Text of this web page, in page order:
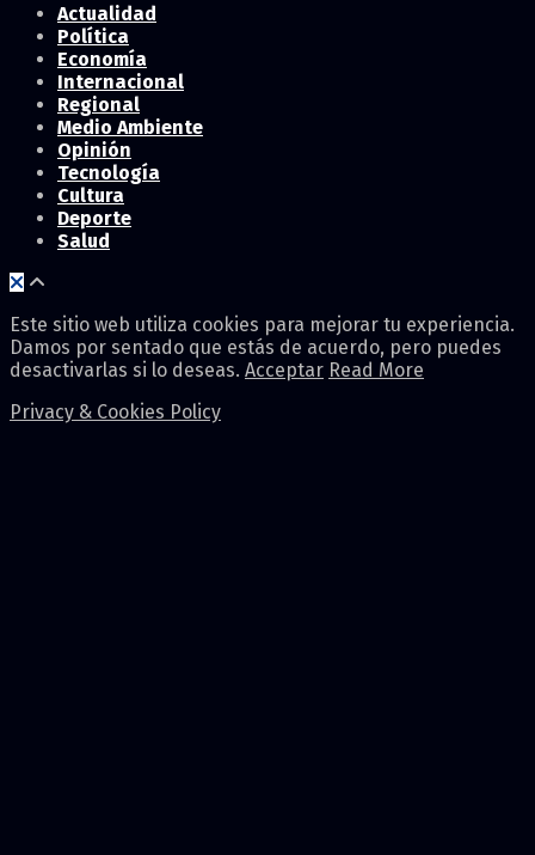
Actualidad
Política
Economía
Internacional
Regional
Medio Ambiente
Opinión
Tecnología
Cultura
Deporte
Salud
Este sitio web utiliza cookies para mejorar tu experiencia.
Damos por sentado que estás de acuerdo, pero puedes
desactivarlas si lo deseas. Acceptar Read More
Privacy & Cookies Policy